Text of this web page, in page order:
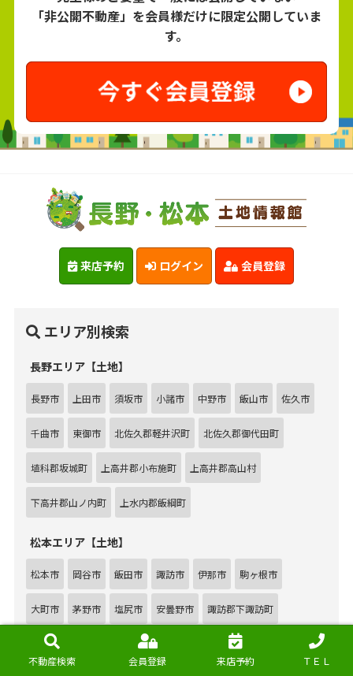
不動産検索 会員登録 来店予約 ＴＥＬ
「非公開不動産」を会員様だけに限定公開していま
す。
来店予約 ログイン 会員登録
エリア別検索
長野エリア【土地】
長野市 上田市 須坂市 小諸市 中野市 飯山市 佐久市
千曲市 東御市 北佐久郡軽井沢町 北佐久郡御代田町
埴科郡坂城町 上高井郡小布施町 上高井郡高山村
下高井郡山ノ内町 上水内郡飯綱町
松本エリア【土地】
松本市 岡谷市 飯田市 諏訪市 伊那市 駒ヶ根市
大町市 茅野市 塩尻市 安曇野市 諏訪郡下諏訪町
諏訪郡富士見町 諏訪郡原村 上伊那郡辰野町 上伊那郡箕輪町